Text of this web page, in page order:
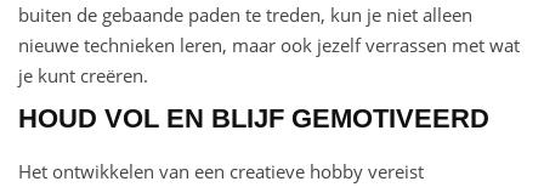
buiten de gebaande paden te treden, kun je niet alleen
nieuwe technieken leren, maar ook jezelf verrassen met wat
je kunt creëren.
HOUD VOL EN BLIJF GEMOTIVEERD
Het ontwikkelen van een creatieve hobby vereist